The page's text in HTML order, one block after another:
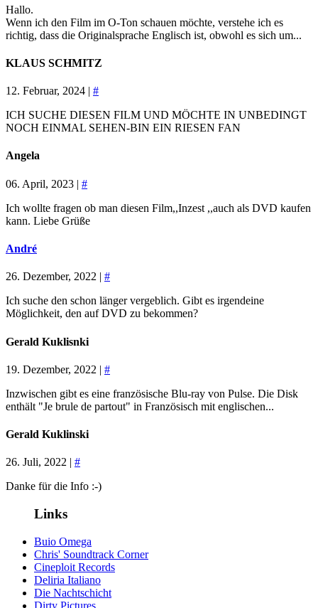
Hallo.
Wenn ich den Film im O-Ton schauen möchte, verstehe ich es
richtig, dass die Originalsprache Englisch ist, obwohl es sich um...
KLAUS SCHMITZ
12. Februar, 2024 | #
ICH SUCHE DIESEN FILM UND MÖCHTE IN UNBEDINGT
NOCH EINMAL SEHEN-BIN EIN RIESEN FAN
Angela
06. April, 2023 | #
Ich wollte fragen ob man diesen Film,,Inzest ,,auch als DVD kaufen
kann. Liebe Grüße
André
26. Dezember, 2022 | #
Ich suche den schon länger vergeblich. Gibt es irgendeine
Möglichkeit, den auf DVD zu bekommen?
Gerald Kuklisnki
19. Dezember, 2022 | #
Inzwischen gibt es eine französische Blu-ray von Pulse. Die Disk
enthält "Je brule de partout" in Französisch mit englischen...
Gerald Kuklinski
26. Juli, 2022 | #
Danke für die Info :-)
Links
Buio Omega
Chris' Soundtrack Corner
Cineploit Records
Deliria Italiano
Die Nachtschicht
Dirty Pictures